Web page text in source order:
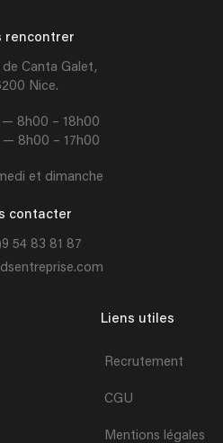
rencontrer
de Canta Galet,
Nice.
— 8h00 – 18h00
– 17h00
et dimanche
contacter
54 83 81 87
Liens utiles
Recrutement
CGU
Mentions légales